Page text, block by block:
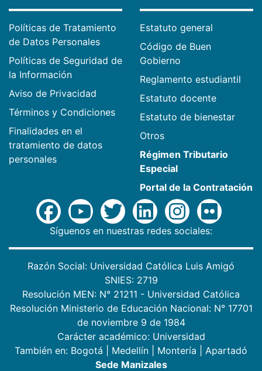
Políticas de Tratamiento
de Datos Personales
Políticas de Seguridad de
la Información
Aviso de Privacidad
Términos y Condiciones
Finalidades en el
tratamiento de datos
personales
Estatuto general
Código de Buen
Gobierno
Reglamento estudiantil
Estatuto docente
Estatuto de bienestar
Otros
Régimen Tributario
Especial
Portal de la Contratación
Síguenos en nuestras redes sociales:
Razón Social: Universidad Católica Luis Amigó
SNIES: 2719
Resolución MEN: N° 21211 - Universidad Católica
Resolución Ministerio de Educación Nacional: N° 17701
de noviembre 9 de 1984
Carácter académico: Universidad
También en: Bogotá Medellín Montería
Apartadó
Sede Manizales